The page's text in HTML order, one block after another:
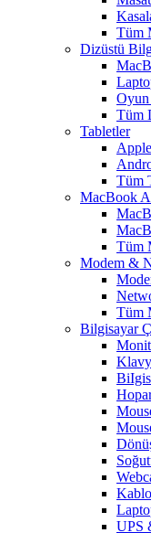
Tüm
Dizüstü
Oyun
Tüm
Tabletler
Tüm
MacBook
Tüm
Modem &
Tüm
Bilgisayar
UPS